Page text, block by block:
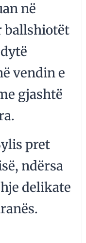
në
ballshiotët
vendin e
gjashtë
pret
ndërsa
delikate